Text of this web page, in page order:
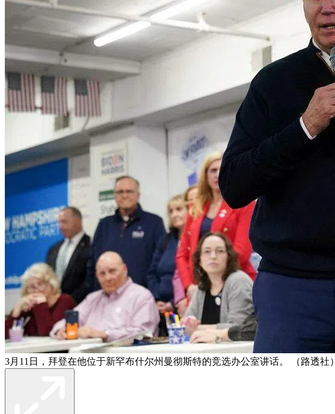
3月11日，拜登在他位于新罕布什尔州曼彻斯特的竞选办公室讲话。 （路透社）